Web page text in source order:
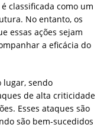
classificada como um
No entanto, os
essas ações sejam
a eficácia do
lugar, sendo
de alta criticidade
Esses ataques são
são bem-sucedidos